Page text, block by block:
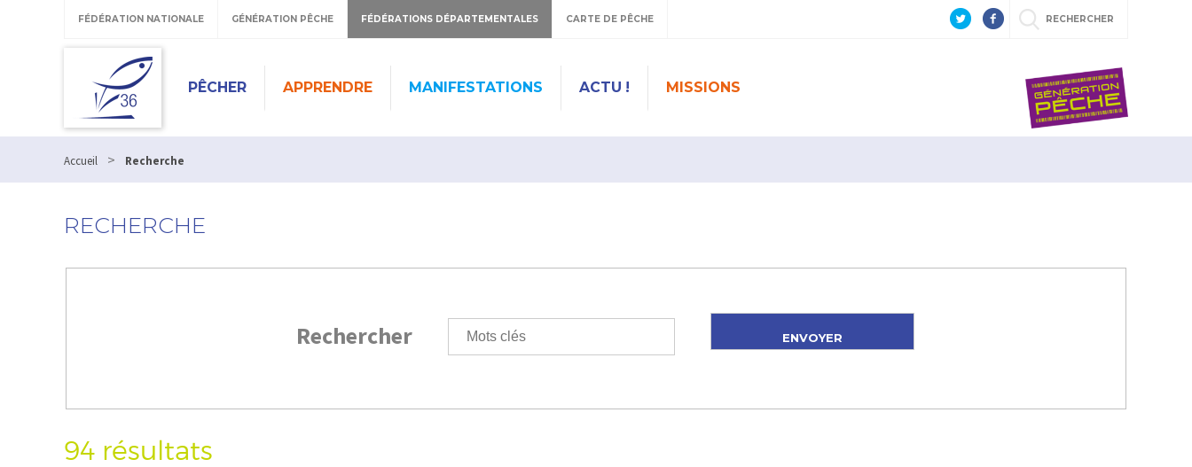
FÉDÉRATION NATIONALE GÉNÉRATION PÊCHE FÉDÉRATIONS DÉPARTEMENTALES CARTE DE PÊCHE RECHERCHER
PÊCHER APPRENDRE MANIFESTATIONS ACTU ! MISSIONS
Accueil > Recherche
RECHERCHE
Rechercher
94 résultats